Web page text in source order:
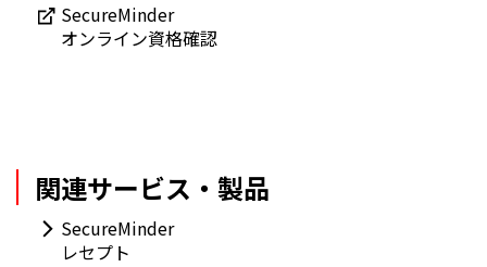
SecureMinder
オンライン資格確認
関連サービス・製品
SecureMinder
レセプト